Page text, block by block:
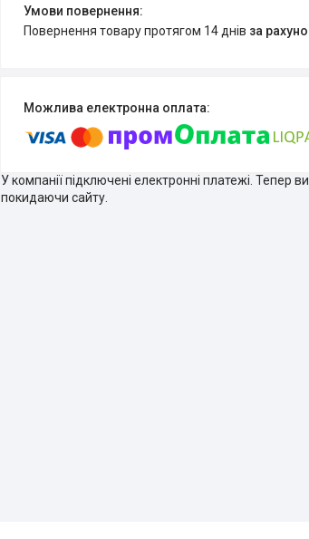
повернення товару протягом 14 днів за
У компанії підключені електронні платежі. Тепер
покидаючи сайту.